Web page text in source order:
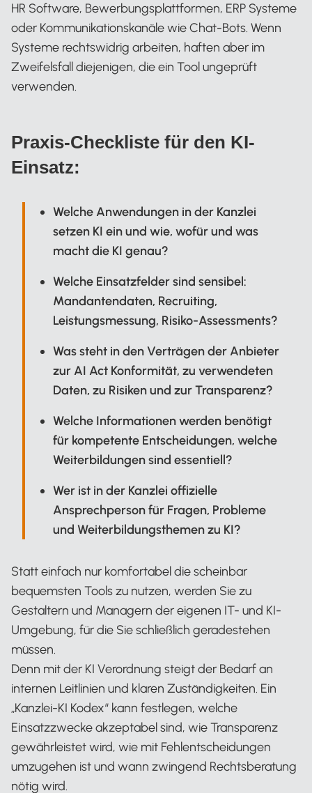
HR Software, Bewerbungsplattformen, ERP Systeme
oder Kommunikationskanäle wie Chat-Bots. Wenn
Systeme rechtswidrig arbeiten, haften aber im
Zweifelsfall diejenigen, die ein Tool ungeprüft
verwenden.
Praxis-Checkliste für den KI-
Einsatz:
Welche Anwendungen in der Kanzlei
setzen KI ein und wie, wofür und was
macht die KI genau?
Welche Einsatzfelder sind sensibel:
Mandantendaten, Recruiting,
Leistungsmessung, Risiko-Assessments?
Was steht in den Verträgen der Anbieter
zur AI Act Konformität, zu verwendeten
Daten, zu Risiken und zur Transparenz?
Welche Informationen werden benötigt
für kompetente Entscheidungen, welche
Weiterbildungen sind essentiell?
Wer ist in der Kanzlei offizielle
Ansprechperson für Fragen, Probleme
und Weiterbildungsthemen zu KI?
Statt einfach nur komfortabel die scheinbar
bequemsten Tools zu nutzen, werden Sie zu
Gestaltern und Managern der eigenen IT- und KI-
Umgebung, für die Sie schließlich geradestehen
müssen.
Denn mit der KI Verordnung steigt der Bedarf an
internen Leitlinien und klaren Zuständigkeiten. Ein
„Kanzlei-KI Kodex“ kann festlegen, welche
Einsatzzwecke akzeptabel sind, wie Transparenz
gewährleistet wird, wie mit Fehlentscheidungen
umzugehen ist und wann zwingend Rechtsberatung
nötig wird.